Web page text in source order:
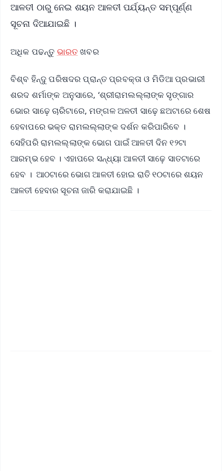
ଆଳତୀ ଠାରୁ ନେଇ ଶୟନ ଆଳତୀ ପର୍ଯ୍ୟନ୍ତ ସମ୍ପୂର୍ଣ୍ଣ
ସୂଚନା ଦିଆଯାଇଛି ।
ଅଧିକ ପଢନ୍ତୁ ଭାରତଖବର
ବିଶ୍ବ ହିନ୍ଦୁ ପରିଷଦର ପ୍ରାନ୍ତ ପ୍ରବକ୍ତା ଓ ମିଡିଆ ପ୍ରଭାରୀ
ଶରଦ ଶର୍ମାଙ୍କ ଅନୁସାରେ, ‘ଶ୍ରୀରାମଲଲ୍ଲାଙ୍କ ସୃଙ୍ଗାର
ଭୋର ସାଢ଼େ ଚାରିଟାରେ, ମଙ୍ଗଳ ଅଳତୀ ସାଢ଼େ ଛଅଟାରେ ଶେଷ
ହେବା‌ପରେ ଭକ୍ତ ରାମଲଲ୍ଲାଙ୍କ ଦର୍ଶନ କରିପାରିବେ ।
ସେହିପରି ରାମଲଲ୍ଲାଙ୍କ ଭୋଗ ପାଇଁ ଆଳତୀ ଦିନ ୧୨ଟା
ଆରମ୍ଭ ହେବ । ଏହାପରେ ସନ୍ଧ୍ୟା ଆଳତୀ ସାଢ଼େ ସାତଟାରେ
ହେବ । ଆଠଟାରେ ‌ଭୋଗ ଆଳତୀ ହୋଇ ରାତି ୧୦ଟାରେ ଶୟନ
ଆଳତୀ ହେବାର ସୂଚନା ଜାରି କରାଯାଇଛି ।